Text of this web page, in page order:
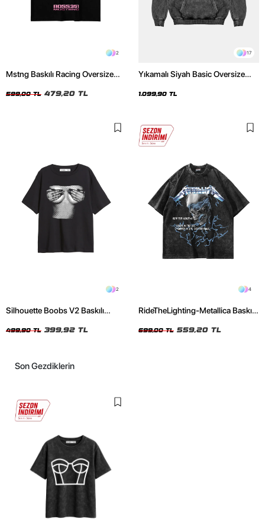
2
Mstng Baskılı Racing Oversize
599,00 TL 479,20 TL
17
Yıkamalı Siyah Basic Oversize
1.099,90 TL
2
Silhouette Boobs V2 Baskılı
499,90 TL 399,92 TL
4
RideTheLighting-Metallica Baskılı
Tshirt
699,00 TL 559,20 TL
Son Gezdiklerin